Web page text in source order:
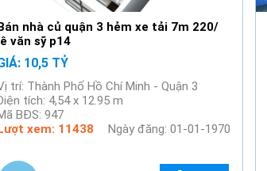
nhà củ quận 3 hẻm xe tải 7m 220/
văn sỹ p14
10,5 TỶ
trí: Thành Phố Hồ Chí Minh - Quận 3
tích: 4,54 x 12.95 m
BĐS: 947
xem: 11438
Ngày đăng: 01-01-1970